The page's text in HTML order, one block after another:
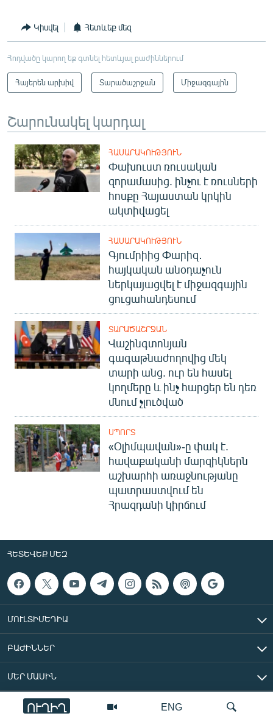
ENG
ՈՒՂԻՂ
Կիսվել Հետևեք մեզ
Հոդվածը կարող եք գտնել հետևյալ բաժիններում
Հայերեն արխիվ Տարածաշրջան Միջազգային
Շարունակել կարդալ
ՀԱՍԱՐԱԿՈՒԹՅՈՒՆ
Փախուստ ռուսական
զորամասից. ինչու է ռուսների
հոսքը Հայաստան կրկին
ակտիվացել
ՀԱՍԱՐԱԿՈՒԹՅՈՒՆ
Գյումրիից Փարիզ․
հայկական անօդաչուն
ներկայացվել է միջազգային
ցուցահանդեսում
ՏԱՐԱԾԱՇՐՋԱՆ
Վաշինգտոնյան
գագաթնաժողովից մեկ
տարի անց. ուր են հասել
կողմերը և ինչ հարցեր են դեռ
մնում չլուծված
ՍՊՈՐՏ
«Օլիմպավան»-ը փակ է.
հավաքականի մարզիկներն
աշխարհի առաջնությանը
պատրաստվում են
Հրազդանի կիրճում
ՀԵՏԵՎԵՔ ՄԵԶ
ՄՈՒԼՏԻՄԵԴԻԱ
ԲԱԺԻՆՆԵՐ
ՄԵՐ ՄԱՍԻՆ
«Ազատ Եվրոպա/Ազատություն» ռադիոկայան © 2026